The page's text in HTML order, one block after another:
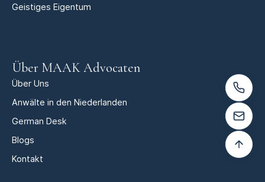
Geistiges Eigentum
Über MAAK Advocaten
Über Uns
Anwälte in den Niederlanden
German Desk
Blogs
Kontakt